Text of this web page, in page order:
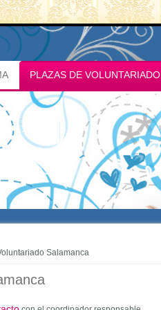
PLAZAS DE VOLUNTARIADO
Salamanca